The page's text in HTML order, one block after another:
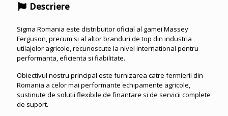
Descriere
Sigma Romania este distribuitor oficial al gamei Massey
Ferguson, precum si al altor branduri de top din industria
utilajelor agricole, recunoscute la nivel international pentru
performanta, eficienta si fiabilitate.
Obiectivul nostru principal este furnizarea catre fermierii din
Romania a celor mai performante echipamente agricole,
sustinute de solutii flexibile de finantare si de servicii complete
de suport.